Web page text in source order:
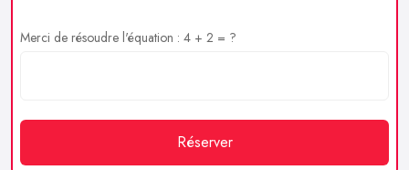
Merci de résoudre l'équation : 4 + 2 = ?
Réserver